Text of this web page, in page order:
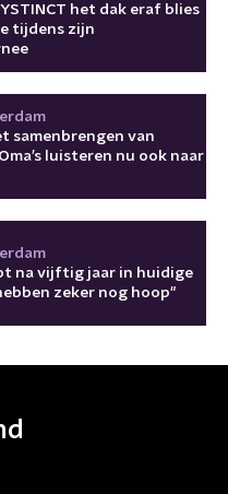
het dak eraf blies
tijdens zijn
samenbrengen van
luisteren nu ook naar
na vijftig jaar in huidige
zeker nog hoop"